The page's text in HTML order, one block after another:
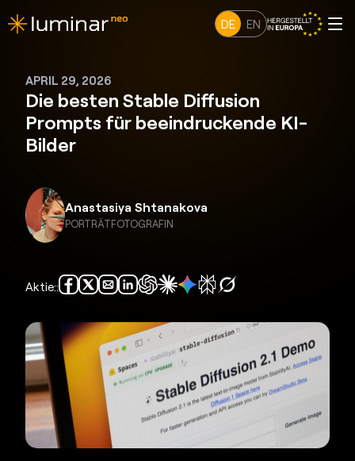
DE EN
APRIL 29, 2026
Die besten Stable Diffusion
Prompts für beeindruckende KI-
Bilder
Anastasiya Shtanakova
PORTRÄTFOTOGRAFIN
Aktie::